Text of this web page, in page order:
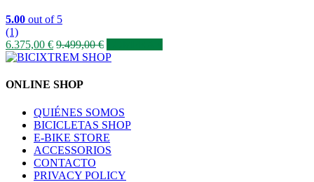
5.00 out of 5
(1)
6.375,00 € 9.499,00€
ONLINE SHOP
QUIÉNES SOMOS
BICICLETAS SHOP
E-BIKE STORE
ACCESSORIOS
CONTACTO
PRIVACY POLICY